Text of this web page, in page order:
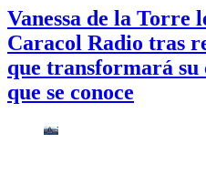
Vanessa de la Torre
Caracol Radio tras
que transformará su
que se conoce